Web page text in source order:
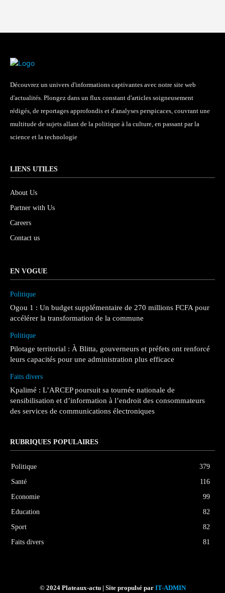
Découvrez un univers d'informations captivantes avec notre site web
d'actualités. Plongez dans un flux constant d'articles soigneusement
rédigés, de reportages approfondis et d'analyses perspicaces, couvrant une
multitude de sujets allant de la politique à la culture, en passant par la
science et la technologie
LIENS UTILES
About Us
Partner with Us
Careers
Contact us
EN VOGUE
Politique
Ogou 1 : Un budget supplémentaire de 270 millions FCFA pour
accélérer la transformation de la commune
Politique
Pilotage territorial : À Blitta, gouverneurs et préfets ont renforcé
leurs capacités pour une administration plus efficace
Faits divers
Kpalimé : L’ARCEP poursuit sa tournée nationale de
sensibilisation et d’information à l’endroit des consommateurs
des services de communications électroniques
RUBRIQUES POPULAIRES
Politique
379
Santé
116
Economie
99
Education
82
Sport
82
Faits divers
81
© 2024 Plateaux-actu | Site propulsé par IT-ADMIN